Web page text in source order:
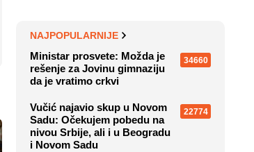
NAJPOPULARNIJE
Ministar prosvete: Možda je
rešenje za Jovinu gimnaziju
da je vratimo crkvi
34660
Vučić najavio skup u Novom
Sadu: Očekujem pobedu na
nivou Srbije, ali i u Beogradu
i Novom Sadu
22774